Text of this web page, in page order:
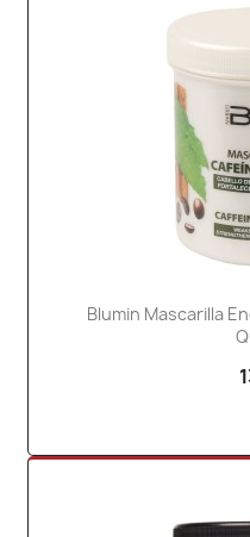
Blumin Mascarilla